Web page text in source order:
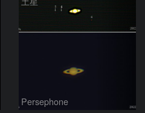
Persephone